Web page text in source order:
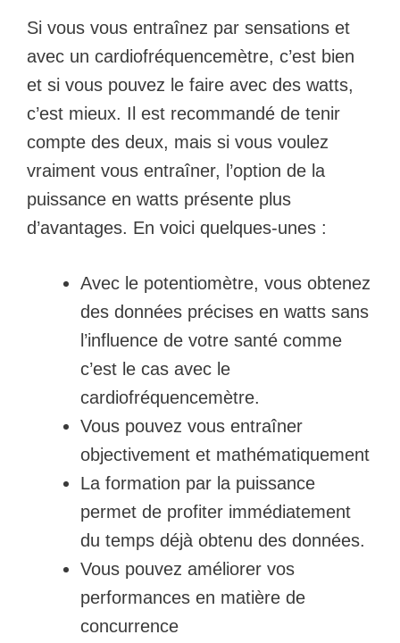
Si vous vous entraînez par sensations et
avec un cardiofréquencemètre, c’est bien
et si vous pouvez le faire avec des watts,
c’est mieux. Il est recommandé de tenir
compte des deux, mais si vous voulez
vraiment vous entraîner, l’option de la
puissance en watts présente plus
d’avantages. En voici quelques-unes :
Avec le potentiomètre, vous obtenez
des données précises en watts sans
l’influence de votre santé comme
c’est le cas avec le
cardiofréquencemètre.
Vous pouvez vous entraîner
objectivement et mathématiquement
La formation par la puissance
permet de profiter immédiatement
du temps déjà obtenu des données.
Vous pouvez améliorer vos
performances en matière de
concurrence